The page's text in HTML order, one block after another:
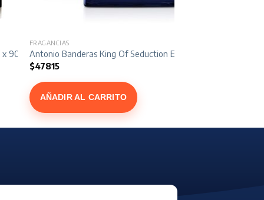
x 90 ml
FRAGANCIAS
Antonio Banderas King Of Seduction Edt x 100 ml
$47815
AÑADIR AL CARRITO